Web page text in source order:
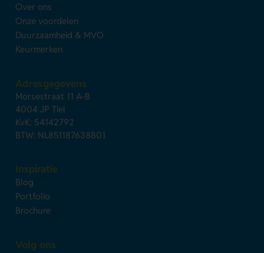
Over ons
Onze voordelen
Duurzaamheid & MVO
Keurmerken
Adresgegevens
Morsestraat 11 A-B
4004 JP Tiel
KvK: 54142792
BTW: NL851187638B01
Inspiratie
Blog
Portfolio
Brochure
Volg ons